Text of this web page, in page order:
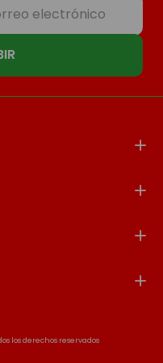
los derechos reservados